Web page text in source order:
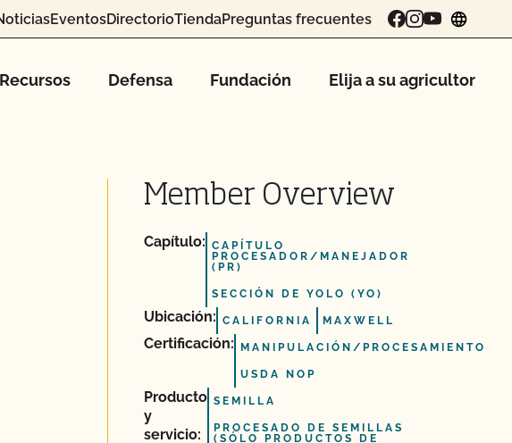
EventosDirectorioTiendaPreguntas frecuentes
Recursos Defensa Fundación Elija a su agricultor
Member Overview
Capítulo: CAPÍTULO
PROCESADOR/MANEJADOR
(PR)
SECCIÓN DE YOLO (YO)
Ubicación: CALIFORNIA MAXWELL
Certificación: MANIPULACIÓN/PROCESAMIENTO
USDA NOP
Producto
y
servicio:
SEMILLA
PROCESADO DE SEMILLAS
(SÓLO PRODUCTOS DE